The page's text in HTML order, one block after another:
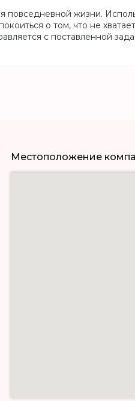
повседневной жизни.
о том, что не
с поставленной
Местоположение